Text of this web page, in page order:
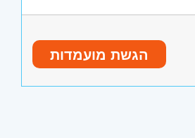
יציאה לשטח עם
CISM, CISO) וקורס תקשורת (CCNA,
CCNP) הסמכת FORTINET- יתרון
הגשת מועמדות